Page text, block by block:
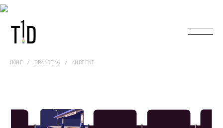
HOME BRANDING AMBIENT